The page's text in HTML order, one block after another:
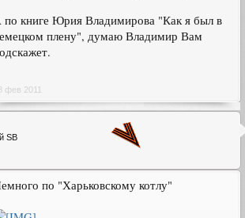
по книге Юрия Владимирова "Как я был в
плену", думаю Владимир Вам
фев 2011
SB
по "Харьковскому котлу"